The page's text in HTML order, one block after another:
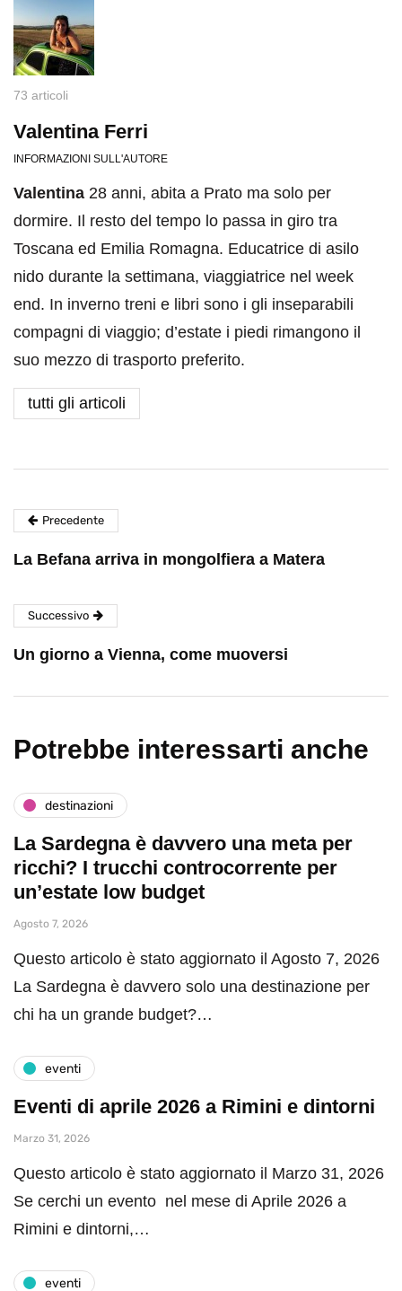
73 articoli
Valentina Ferri
INFORMAZIONI SULL'AUTORE
Valentina 28 anni, abita a Prato ma solo per
dormire. Il resto del tempo lo passa in giro tra
Toscana ed Emilia Romagna. Educatrice di asilo
nido durante la settimana, viaggiatrice nel week
end. In inverno treni e libri sono i gli inseparabili
compagni di viaggio; d’estate i piedi rimangono il
suo mezzo di trasporto preferito.
tutti gli articoli
Precedente
La Befana arriva in mongolfiera a Matera
Successivo
Un giorno a Vienna, come muoversi
Potrebbe interessarti anche
destinazioni
La Sardegna è davvero una meta per
ricchi? I trucchi controcorrente per
un’estate low budget
Agosto 7, 2026
Questo articolo è stato aggiornato il Agosto 7, 2026
La Sardegna è davvero solo una destinazione per
chi ha un grande budget?…
eventi
Eventi di aprile 2026 a Rimini e dintorni
Marzo 31, 2026
Questo articolo è stato aggiornato il Marzo 31, 2026
Se cerchi un evento nel mese di Aprile 2026 a
Rimini e dintorni,…
eventi